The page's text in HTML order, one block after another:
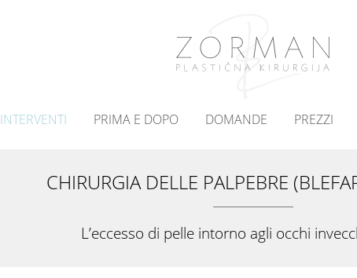
INTERVENTI PRIMA E DOPO DOMANDE PREZZI
CHIRURGIA DELLE PALPEBRE
L’eccesso di pelle intorno agli occhi